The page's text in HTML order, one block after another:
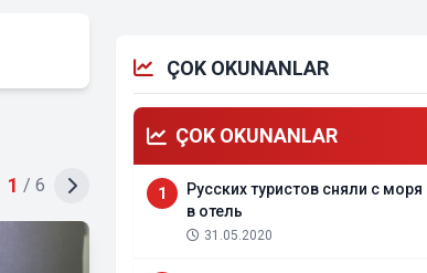
1 / 6
ÇOK OKUNANLAR
ÇOK OKUNANLAR
1
Русских туристов сняли с
в отель
31.05.2020